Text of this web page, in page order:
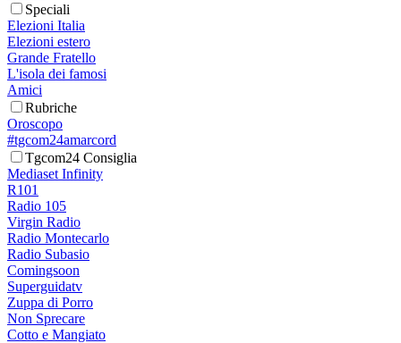
Speciali
Elezioni Italia
Elezioni estero
Grande Fratello
L'isola dei famosi
Amici
Rubriche
Oroscopo
#tgcom24amarcord
Tgcom24 Consiglia
Mediaset Infinity
R101
Radio 105
Virgin Radio
Radio Montecarlo
Radio Subasio
Comingsoon
Superguidatv
Zuppa di Porro
Non Sprecare
Cotto e Mangiato